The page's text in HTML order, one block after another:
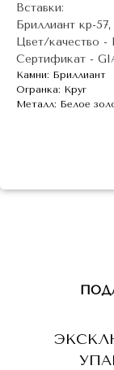
Вставки:
Бриллиант кр-
Цвет/качество -
Сертификат -
Камни: Бриллиант
Огранка: Круг
Металл: Белое